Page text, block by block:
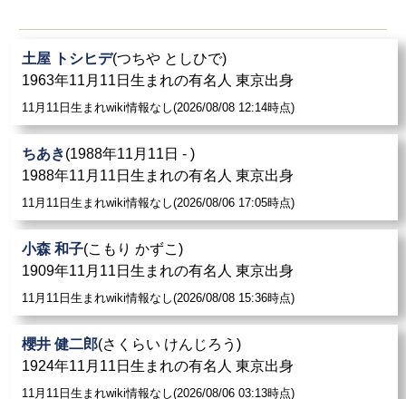
土屋 トシヒデ(つちや としひで)
1963年11月11日生まれの有名人 東京出身
11月11日生まれwiki情報なし(2026/08/08 12:14時点)
ちあき(1988年11月11日 - )
1988年11月11日生まれの有名人 東京出身
11月11日生まれwiki情報なし(2026/08/06 17:05時点)
小森 和子(こもり かずこ)
1909年11月11日生まれの有名人 東京出身
11月11日生まれwiki情報なし(2026/08/08 15:36時点)
櫻井 健二郎(さくらい けんじろう)
1924年11月11日生まれの有名人 東京出身
11月11日生まれwiki情報なし(2026/08/06 03:13時点)